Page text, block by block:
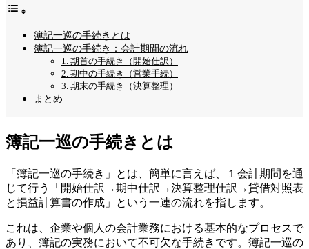
簿記一巡の手続きとは
簿記一巡の手続き：会計期間の流れ
1. 期首の手続き（開始仕訳）
2. 期中の手続き（営業手続）
3. 期末の手続き（決算整理）
まとめ
簿記一巡の手続きとは
「簿記一巡の手続き」とは、簡単に言えば、１会計期間を通
じて行う「開始仕訳→期中仕訳→決算整理仕訳→貸借対照表
と損益計算書の作成」という一連の流れを指します。
これは、企業や個人の会計業務における基本的なプロセスで
あり、簿記の実務において不可欠な手続きです。簿記一巡の